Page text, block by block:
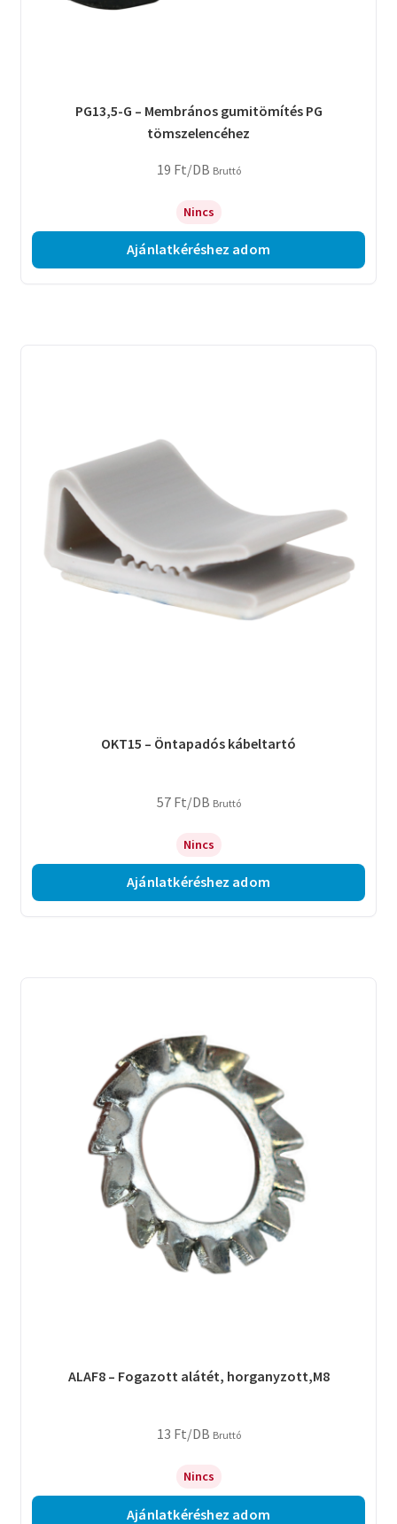
PG13,5-G – Membrános gumitömítés PG
tömszelencéhez
19 Ft/DB Bruttó
Nincs
Ajánlatkéréshez adom
OKT15 – Öntapadós kábeltartó
57 Ft/DB Bruttó
Nincs
Ajánlatkéréshez adom
ALAF8 – Fogazott alátét, horganyzott,M8
13 Ft/DB Bruttó
Nincs
Ajánlatkéréshez adom